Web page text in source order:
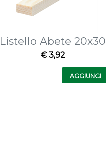
Listello Abete 20x30
€ 3,92
Quantità
AGGIUNGI